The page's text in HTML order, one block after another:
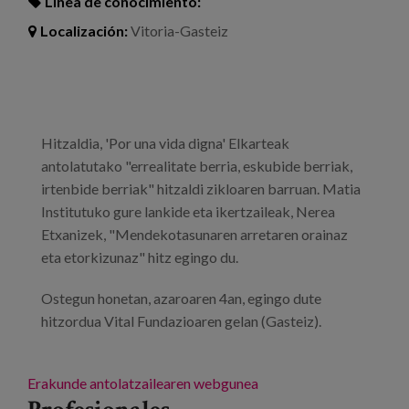
Localización:Vitoria-Gasteiz
Hitzaldia, 'Por una vida digna' Elkarteak
antolatutako "errealitate berria, eskubide berriak,
irtenbide berriak" hitzaldi zikloaren barruan. Matia
Institutuko gure lankide eta ikertzaileak, Nerea
Etxanizek, "Mendekotasunaren arretaren orainaz
eta etorkizunaz" hitz egingo du.
Ostegun honetan, azaroaren 4an, egingo dute
hitzordua Vital Fundazioaren gelan (Gasteiz).
Erakunde antolatzailearen webgunea